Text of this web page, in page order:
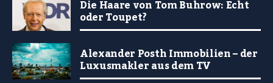
Die Haare von Tom Buhrow: Echt
oder Toupet?
Alexander Posth Immobilien – der
Luxusmakler aus dem TV